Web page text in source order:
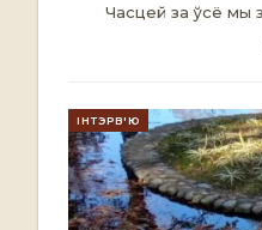
Часцей за ўсё мы
ІНТЭРВ'Ю